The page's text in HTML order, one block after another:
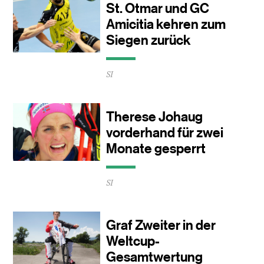
Minuten
St. Otmar und GC
Amicitia kehren zum
Siegen zurück
Durchschnittliche
Lesezeit
Minuten
SI
Therese Johaug
vorderhand für zwei
Monate gesperrt
Durchschnittliche
Lesezeit
Minuten
SI
Graf Zweiter in der
Weltcup-
Gesamtwertung